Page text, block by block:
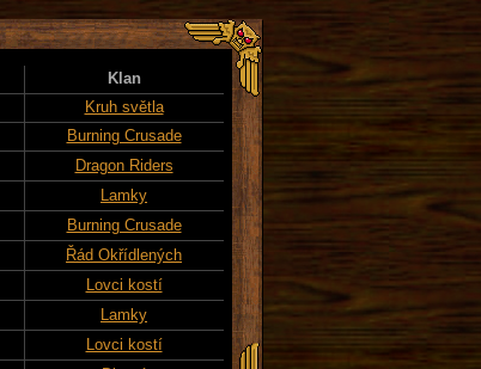
Klan
Kruh světla
Burning Crusade
Dragon Riders
Lamky
Burning Crusade
Řád Okřídlených
Lovci kostí
Lamky
Lovci kostí